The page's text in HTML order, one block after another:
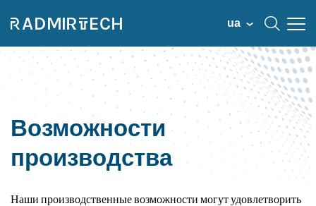
ua
Возможности
производства
Наши производственные возможности могут удовлетворить